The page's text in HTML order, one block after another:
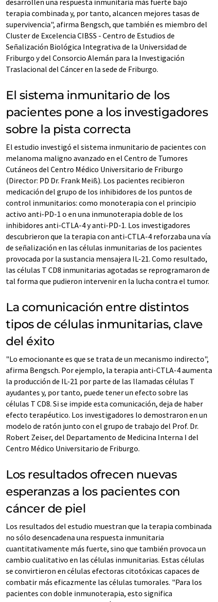
desarrollen una respuesta inmunitaria más fuerte bajo
terapia combinada y, por tanto, alcancen mejores tasas de
supervivencia", afirma Bengsch, que también es miembro del
Cluster de Excelencia CIBSS - Centro de Estudios de
Señalización Biológica Integrativa de la Universidad de
Friburgo y del Consorcio Alemán para la Investigación
Traslacional del Cáncer en la sede de Friburgo.
El sistema inmunitario de los
pacientes pone a los investigadores
sobre la pista correcta
El estudio investigó el sistema inmunitario de pacientes con
melanoma maligno avanzado en el Centro de Tumores
Cutáneos del Centro Médico Universitario de Friburgo
(Director: PD Dr. Frank Meiß). Los pacientes recibieron
medicación del grupo de los inhibidores de los puntos de
control inmunitarios: como monoterapia con el principio
activo anti-PD-1 o en una inmunoterapia doble de los
inhibidores anti-CTLA-4 y anti-PD-1. Los investigadores
descubrieron que la terapia con anti-CTLA-4 reforzaba una vía
de señalización en las células inmunitarias de los pacientes
provocada por la sustancia mensajera IL-21. Como resultado,
las células T CD8 inmunitarias agotadas se reprogramaron de
tal forma que pudieron intervenir en la lucha contra el tumor.
La comunicación entre distintos
tipos de células inmunitarias, clave
del éxito
"Lo emocionante es que se trata de un mecanismo indirecto",
afirma Bengsch. Por ejemplo, la terapia anti-CTLA-4 aumenta
la producción de IL-21 por parte de las llamadas células T
ayudantes y, por tanto, puede tener un efecto sobre las
células T CD8. Si se impide esta comunicación, deja de haber
efecto terapéutico. Los investigadores lo demostraron en un
modelo de ratón junto con el grupo de trabajo del Prof. Dr.
Robert Zeiser, del Departamento de Medicina Interna I del
Centro Médico Universitario de Friburgo.
Los resultados ofrecen nuevas
esperanzas a los pacientes con
cáncer de piel
Los resultados del estudio muestran que la terapia combinada
no sólo desencadena una respuesta inmunitaria
cuantitativamente más fuerte, sino que también provoca un
cambio cualitativo en las células inmunitarias. Estas células
se convirtieron en células efectoras citotóxicas capaces de
combatir más eficazmente las células tumorales. "Para los
pacientes con doble inmunoterapia, esto significa